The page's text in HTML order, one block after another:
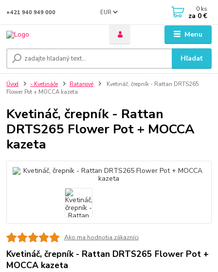
Menu
EUR
Hľadať
+421 940 949 000 0 ks
za 0 €
Úvod - Kvetináče Ratanové
Kvetináč, črepník - Rattan DRTS265
Flower Pot + MOCCA kazeta
Kvetináč, črepník - Rattan
DRTS265 Flower Pot + MOCCA
kazeta
Ako ma hodnotia zákazníci
Kvetináč, črepník - Rattan DRTS265 Flower Pot +
MOCCA kazeta